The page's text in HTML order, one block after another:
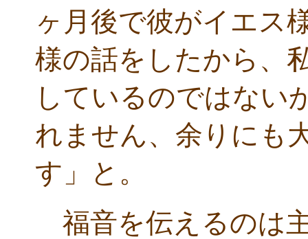
ヶ月後で彼がイエス
様の話をしたから、
しているのではない
れません、余りにも
す」と。
福音を伝えるのは